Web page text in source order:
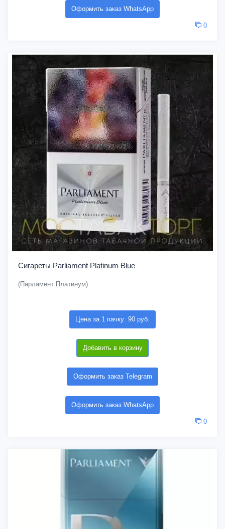
Оформить заказ WhatsApp
0
Сигареты Parliament Platinum Blue
(Парламент Платинум)
Цена за 1 пачку: 90 руб.
Добавить в корзину
Оформить заказ Telegram
Оформить заказ WhatsApp
0